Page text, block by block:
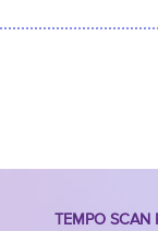
TEMPO SCAN